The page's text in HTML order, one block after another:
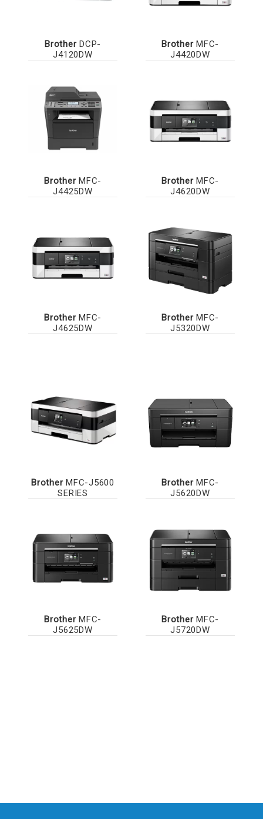
BrotherDCP-
J4120DW
BrotherMFC-
J4420DW
BrotherMFC-
J4425DW
BrotherMFC-
J4620DW
BrotherMFC-
J4625DW
BrotherMFC-
J5320DW
BrotherMFC-J5600
SERIES
BrotherMFC-
J5620DW
BrotherMFC-
J5625DW
BrotherMFC-
J5720DW